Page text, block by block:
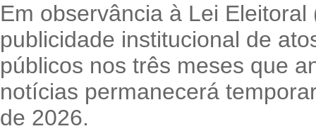
Em observância à Lei
publicidade institucional de
públicos nos três meses que
notícias permanecerá
de 2026.